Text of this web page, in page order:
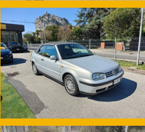
per consentirvi di fare ogni controllo a
da parte del Rivenditore, ogni